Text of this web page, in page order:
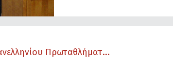
Πρωταθλήματ...